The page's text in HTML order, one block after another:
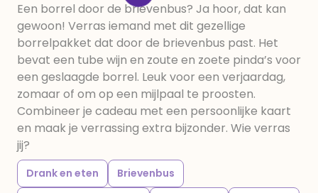
Een borrel door de brievenbus? Ja hoor, dat kan
gewoon! Verras iemand met dit gezellige
borrelpakket dat door de brievenbus past. Het
bevat een tube wijn en zoute en zoete pinda’s voor
een geslaagde borrel. Leuk voor een verjaardag,
zomaar of om op een mijlpaal te proosten.
Combineer je cadeau met een persoonlijke kaart
en maak je verrassing extra bijzonder. Wie verras
jij?
Drank en eten
Brievenbus